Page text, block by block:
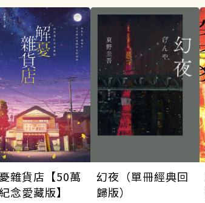
雜貨店【50萬
念愛藏版】
幻夜（單冊經典回
歸版）